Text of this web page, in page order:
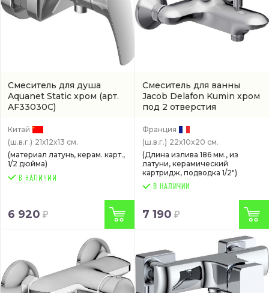
Смеситель для душа
Aquanet Static хром (арт.
AF33030C)
Китай
(ш.в.г.) 21x12x13 см.
(материал латунь, керам. карт.,
1/2 дюйма)
6 920
Смеситель для ванны
Jacob Delafon Kumin хром
под 2 отверстия
Франция
(ш.в.г.) 22x10x20 см.
(Длина излива 186 мм., из
латуни, керамический
картридж, подводка 1/2")
В НАЛИЧИИ
7 190